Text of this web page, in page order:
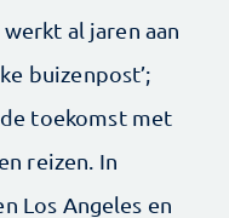
werkt al jaren aan
buizenpost’;
toekomst met
reizen. In
Los Angeles en